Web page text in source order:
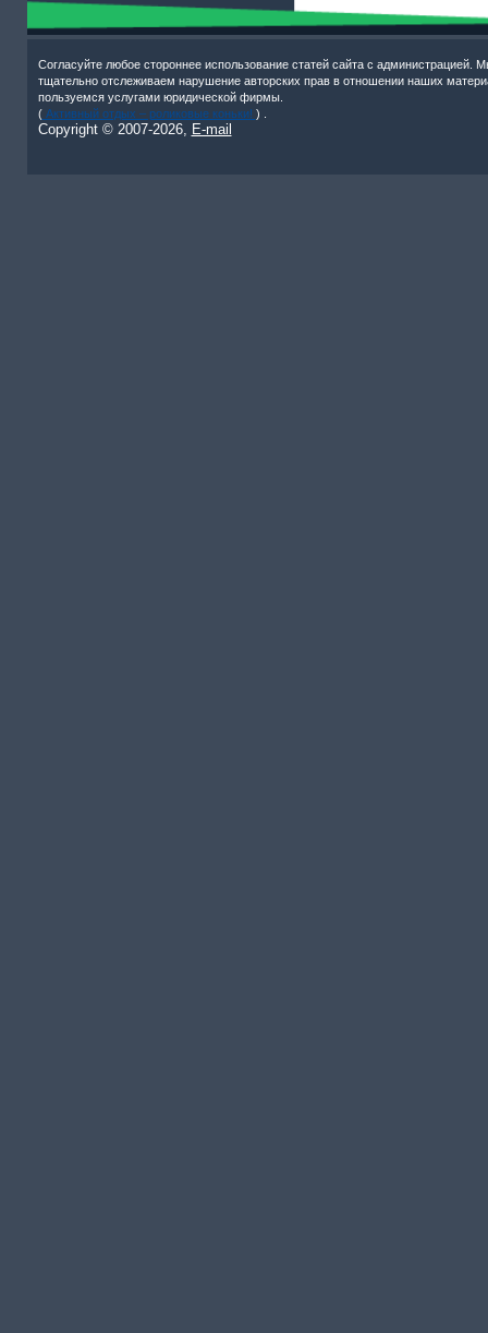
Согласуйте любое стороннее использование статей сайта с администрацией.
тщательно отслеживаем нарушение авторских прав в отношении наших
пользуемся услугами юридической фирмы.
(Активный отдых – роликовые коньки! ) .
Copyright © 2007-2026, E-mail